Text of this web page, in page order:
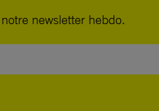
newsletter hebdo.